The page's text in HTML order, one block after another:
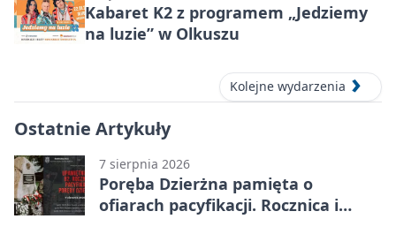
Kabaret K2 z programem „Jedziemy
na luzie” w Olkuszu
Kolejne wydarzenia
Ostatnie Artykuły
7 sierpnia 2026
Poręba Dzierżna pamięta o
ofiarach pacyfikacji. Rocznica i